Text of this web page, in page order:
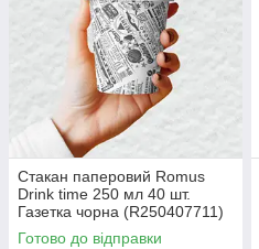
Стакан паперовий Romus
Drink time 250 мл 40 шт.
Газетка чорна (R250407711)
Готово до відправки